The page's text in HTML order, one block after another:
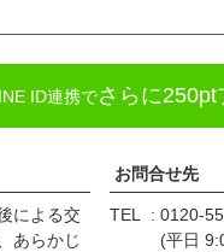
ID連携でさらに250pt
による交
あらかじ
お問合せ先
TEL
0120-
(平日